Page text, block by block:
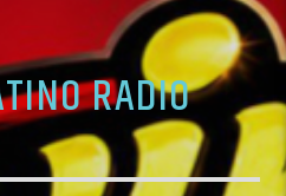
RADIO